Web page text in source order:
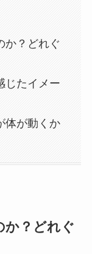
か？どれぐ
じたイメー
体が動くか
か？どれぐ